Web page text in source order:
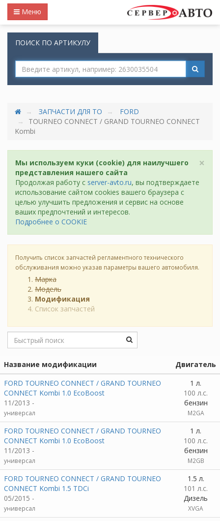
Меню
ПОИСК ПО АРТИКУЛУ
ЗАПЧАСТИ ДЛЯ ТО
FORD
TOURNEO CONNECT / GRAND TOURNEO CONNECT
Kombi
×
Мы используем куки (cookie) для наилучшего
представления нашего сайта
Продолжая работу с server-avto.ru, вы подтверждаете
использование сайтом cookies вашего браузера с
целью улучшить предложения и сервис на основе
ваших предпочтений и интересов.
Подробнее о COOKIE
Получить список запчастей регламентного технического
обслуживания можно указав параметры вашего автомобиля.
Марка
Модель
Модификация
Список запчастей
Название модификации
Двигатель
FORD TOURNEO CONNECT / GRAND TOURNEO
CONNECT Kombi 1.0 EcoBoost
11/2013 -
универсал
1 л.
100 л.с.
бензин
M2GA
FORD TOURNEO CONNECT / GRAND TOURNEO
CONNECT Kombi 1.0 EcoBoost
11/2013 -
универсал
1 л.
100 л.с.
бензин
M2GB
FORD TOURNEO CONNECT / GRAND TOURNEO
CONNECT Kombi 1.5 TDCi
05/2015 -
универсал
1.5 л.
101 л.с.
Дизель
XVGA